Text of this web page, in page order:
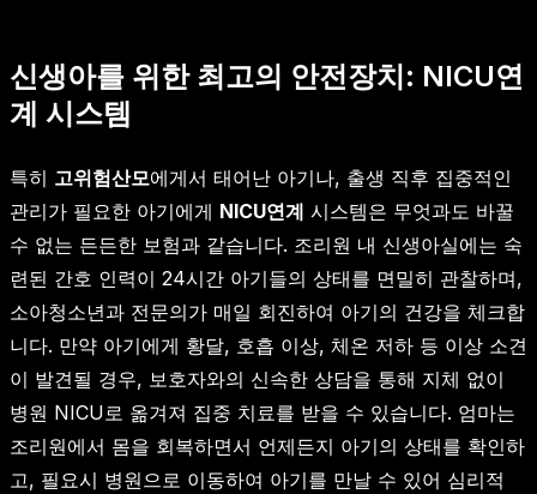
신생아를 위한 최고의 안전장치: NICU연
계 시스템
특히 고위험산모에게서 태어난 아기나, 출생 직후 집중적인
관리가 필요한 아기에게 NICU연계 시스템은 무엇과도 바꿀
수 없는 든든한 보험과 같습니다. 조리원 내 신생아실에는 숙
련된 간호 인력이 24시간 아기들의 상태를 면밀히 관찰하며,
소아청소년과 전문의가 매일 회진하여 아기의 건강을 체크합
니다. 만약 아기에게 황달, 호흡 이상, 체온 저하 등 이상 소견
이 발견될 경우, 보호자와의 신속한 상담을 통해 지체 없이
병원 NICU로 옮겨져 집중 치료를 받을 수 있습니다. 엄마는
조리원에서 몸을 회복하면서 언제든지 아기의 상태를 확인하
고, 필요시 병원으로 이동하여 아기를 만날 수 있어 심리적